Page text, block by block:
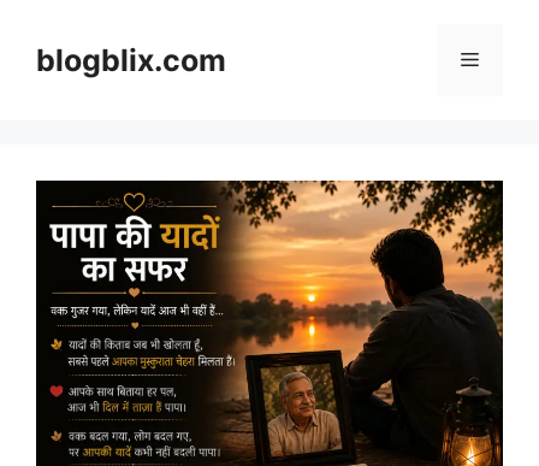
contentblogblix.com Menu